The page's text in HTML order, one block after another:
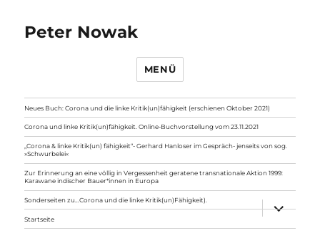
Peter Nowak
MENÜ
Neues Buch: Corona und die linke Kritik(un)fähigkeit (erschienen Oktober 2021)
Corona und linke Kritik(un)fähigkeit. Online-Buchvorstellung vom 23.11.2021
„Corona & linke Kritik(un) fähigkeit“- Gerhard Hanloser im Gespräch- jenseits von sog.
»Schwurbelei«
Zur Erinnerung an eine völlig in Vergessenheit geratene transnationale Aktion 1999:
Karawane indischer Bauer*innen in Europa
Sonderseiten zu…Corona und die linke Kritik(un)Fähigkeit).
anzeigen
Startseite